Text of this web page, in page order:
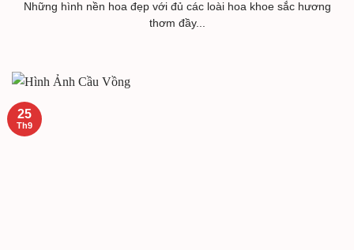
Những hình nền hoa đẹp với đủ các loài hoa khoe sắc hương
thơm đầy...
25
Th9